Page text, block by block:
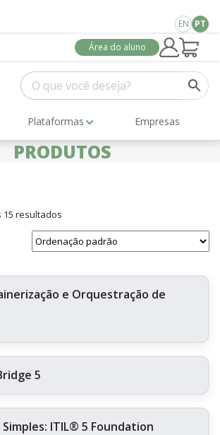
EN PT
Área do aluno
Plataformas Empresas
PRODUTOS
resultados
e Orquestração de
5
Simples: ITIL® 5 Foundation